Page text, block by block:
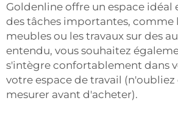
Goldenline offre un espace
des tâches importantes, comme
meubles ou les travaux sur des
entendu, vous souhaitez
s'intègre confortablement dans
votre espace de travail
mesurer avant d'acheter).